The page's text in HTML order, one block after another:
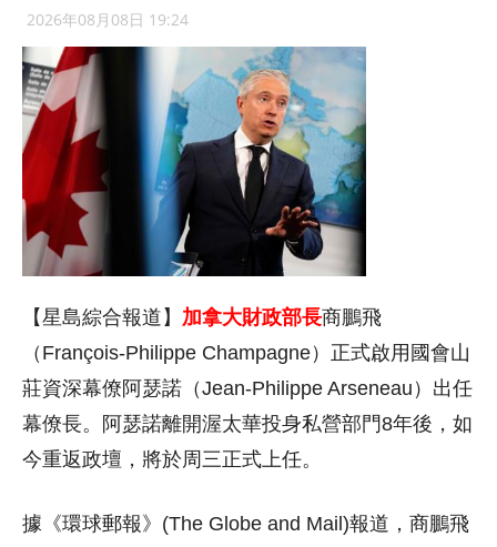
2026年08月08日 19:24
【星島綜合報道】 加拿大財政部長商鵬飛
（François-Philippe Champagne）正式啟用國會山
莊資深幕僚阿瑟諾（Jean-Philippe Arseneau）出任
幕僚長。阿瑟諾離開渥太華投身私營部門8年後，如
今重返政壇，將於周三正式上任。
據《環球郵報》(The Globe and Mail)報道，商鵬飛